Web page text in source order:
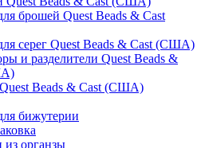
брошей Quest Beads & Cast
серег Quest Beads & Cast (США)
и разделители Quest Beads &
Beads & Cast (США)
бижутерии
органзы